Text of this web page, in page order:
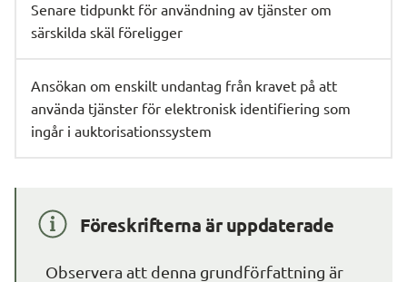
Senare tidpunkt för användning av tjänster om
särskilda skäl föreligger
Ansökan om enskilt undantag från kravet på att
använda tjänster för elektronisk identifiering som
ingår i auktorisationssystem
Föreskrifterna är uppdaterade
Observera att denna grundförfattning är